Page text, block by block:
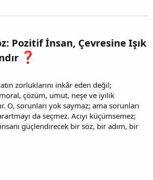
Pozitif İnsan, Çevresine Işık
zorluklarını inkâr eden değil;
çözüm, umut, neşe ve iyilik
O, sorunları yok saymaz; ama sorunları
da seçmez. Acıyı küçümsemez;
güçlendirecek bir söz, bir adım, bir